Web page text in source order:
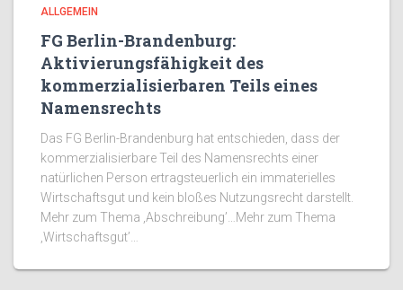
ALLGEMEIN
FG Berlin-Brandenburg:
Aktivierungsfähigkeit des
kommerzialisierbaren Teils eines
Namensrechts
Das FG Berlin-Brandenburg hat entschieden, dass der
kommerzialisierbare Teil des Namensrechts einer
natürlichen Person ertragsteuerlich ein immaterielles
Wirtschaftsgut und kein bloßes Nutzungsrecht darstellt.
Mehr zum Thema ‚Abschreibung’…Mehr zum Thema
‚Wirtschaftsgut’…